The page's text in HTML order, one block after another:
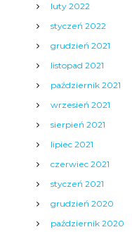
luty 2022
styczeń 2022
grudzień 2021
listopad 2021
październik 2021
wrzesień 2021
sierpień 2021
lipiec 2021
czerwiec 2021
styczeń 2021
grudzień 2020
październik 2020